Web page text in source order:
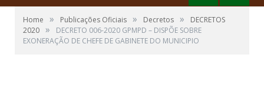
Home » Publicações Oficiais » Decretos »
DECRETOS
2020 »
DECRETO 006-2020 GPMPD – DISPÕE SOBRE
EXONERAÇÃO DE CHEFE DE GABINETE DO MUNICIPIO